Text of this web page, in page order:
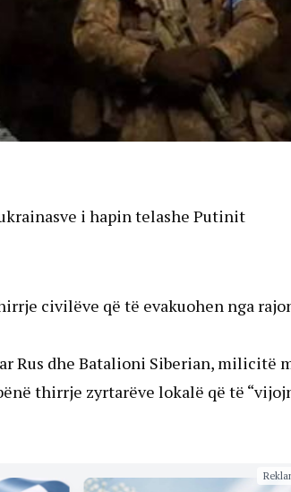
i hapin telashe Putinit
civilëve që të evakuohen nga
Rus dhe Batalioni Siberian, milicitë
thirrje zyrtarëve lokalë që të